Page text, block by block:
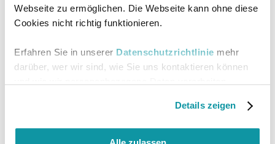
Webseite zu ermöglichen. Die Webseite kann ohne diese
Cookies nicht richtig funktionieren.
Erfahren Sie in unserer Datenschutzrichtlinie mehr
darüber, wer wir sind, wie Sie uns kontaktieren können
Details zeigen